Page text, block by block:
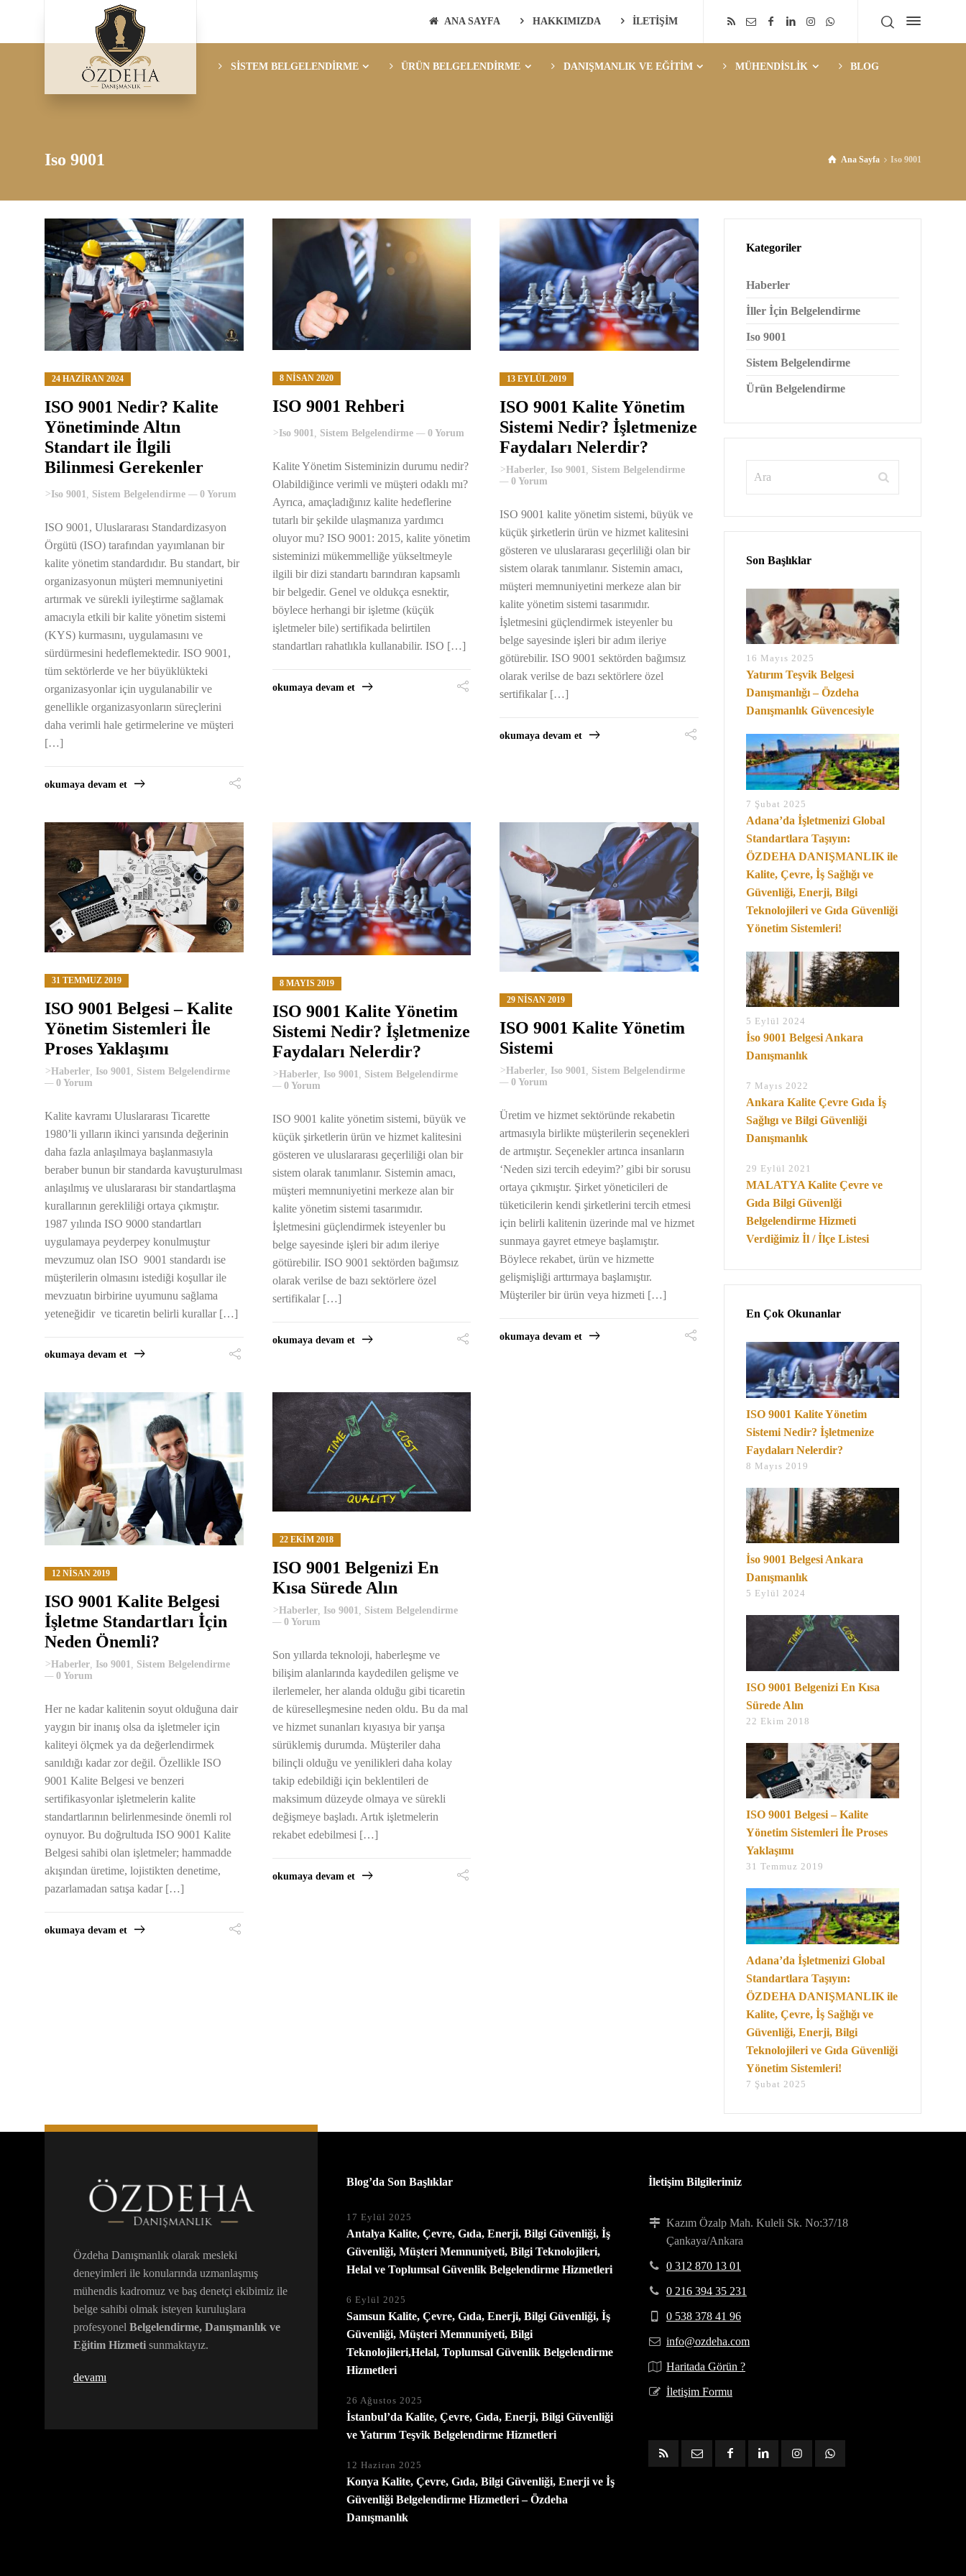
ANA SAYFA HAKKIMIZDA İLETİŞİM
SİSTEM BELGELENDİRME ÜRÜN BELGELENDİRME DANIŞMANLIK VE EĞİTİM MÜHENDİSLİK BLOG
Iso 9001 Ana Sayfa Iso 9001
24 HAZIRAN 2024
ISO 9001 Nedir? Kalite
Yönetiminde Altın
Standart ile İlgili
Bilinmesi Gerekenler
>Iso 9001, Sistem Belgelendirme 0 Yorum
ISO 9001, Uluslararası Standardizasyon
Örgütü (ISO) tarafından yayımlanan bir
kalite yönetim standardıdır. Bu standart, bir
organizasyonun müşteri memnuniyetini
artırmak ve sürekli iyileştirme sağlamak
amacıyla etkili bir kalite yönetim sistemi
(KYS) kurmasını, uygulamasını ve
sürdürmesini hedeflemektedir. ISO 9001,
tüm sektörlerde ve her büyüklükteki
organizasyonlar için uygulanabilir ve
genellikle organizasyonların süreçlerini
daha verimli hale getirmelerine ve müşteri
[…]
okumaya devam et
8 NISAN 2020
ISO 9001 Rehberi
>Iso 9001, Sistem Belgelendirme 0 Yorum
Kalite Yönetim Sisteminizin durumu nedir?
Olabildiğince verimli ve müşteri odaklı mı?
Ayrıca, amaçladığınız kalite hedeflerine
tutarlı bir şekilde ulaşmanıza yardımcı
oluyor mu? ISO 9001: 2015, kalite yönetim
sisteminizi mükemmelliğe yükseltmeyle
ilgili bir dizi standartı barındıran kapsamlı
bir belgedir. Genel ve oldukça esnektir,
böylece herhangi bir işletme (küçük
işletmeler bile) sertifikada belirtilen
standartları rahatlıkla kullanabilir. ISO […]
okumaya devam et
13 EYLÜL 2019
ISO 9001 Kalite Yönetim
Sistemi Nedir? İşletmenize
Faydaları Nelerdir?
>Haberler, Iso 9001, Sistem Belgelendirme
0 Yorum
ISO 9001 kalite yönetim sistemi, büyük ve
küçük şirketlerin ürün ve hizmet kalitesini
gösteren ve uluslararası geçerliliği olan bir
sistem olarak tanımlanır. Sistemin amacı,
müşteri memnuniyetini merkeze alan bir
kalite yönetim sistemi tasarımıdır.
İşletmesini güçlendirmek isteyenler bu
belge sayesinde işleri bir adım ileriye
götürebilir. ISO 9001 sektörden bağımsız
olarak verilse de bazı sektörlere özel
sertifikalar […]
okumaya devam et
31 TEMMUZ 2019
ISO 9001 Belgesi – Kalite
Yönetim Sistemleri İle
Proses Yaklaşımı
>Haberler Iso 9001
Sistem Belgelendirme
0 Yorum
Kalite kavramı Uluslararası Ticarette
1980’li yılların ikinci yarısında değerinin
daha fazla anlaşılmaya başlanmasıyla
beraber bunun bir standarda kavuşturulması
anlaşılmış ve uluslararası bir standartlaşma
kurallarının gerekliliği ortaya çıkmıştır.
1987 yılında ISO 9000 standartları
uygulamaya peyderpey konulmuştur
mevzumuz olan ISO 9001 standardı ise
müşterilerin olmasını istediği koşullar ile
mevzuatın birbirine uyumunu sağlama
yeteneğidir ve ticaretin belirli kurallar […]
okumaya devam et
8 MAYIS 2019
ISO 9001 Kalite Yönetim
Sistemi Nedir? İşletmenize
Faydaları Nelerdir?
>Haberler, Iso 9001
Sistem Belgelendirme
0 Yorum
ISO 9001 kalite yönetim sistemi, büyük ve
küçük şirketlerin ürün ve hizmet kalitesini
gösteren ve uluslararası geçerliliği olan bir
sistem olarak tanımlanır. Sistemin amacı,
müşteri memnuniyetini merkeze alan bir
kalite yönetim sistemi tasarımıdır.
İşletmesini güçlendirmek isteyenler bu
belge sayesinde işleri bir adım ileriye
götürebilir. ISO 9001 sektörden bağımsız
olarak verilse de bazı sektörlere özel
sertifikalar […]
okumaya devam et
29 NISAN 2019
ISO 9001 Kalite Yönetim
Sistemi
>Haberler Iso 9001
Sistem Belgelendirme
0 Yorum
Üretim ve hizmet sektöründe rekabetin
artmasıyla birlikte müşterilerin seçenekleri
de artmıştır. Seçenekler artınca insanların
‘Neden sizi tercih edeyim?’ gibi bir sorusu
ortaya çıkmıştır. Şirket yöneticileri de
tüketicilerin kendi şirketlerini tercih etmesi
için belirli kalitenin üzerinde mal ve hizmet
sunmaya gayret etmeye başlamıştır.
Böylece rekabet, ürün ve hizmette
gelişmişliği arttırmaya başlamıştır.
Müşteriler bir ürün veya hizmeti […]
okumaya devam et
12 NISAN 2019
ISO 9001 Kalite Belgesi
İşletme Standartları İçin
Neden Önemli?
>Haberler, Iso 9001, Sistem Belgelendirme
0 Yorum
Her ne kadar kalitenin soyut olduğuna dair
yaygın bir inanış olsa da işletmeler için
kaliteyi ölçmek ya da değerlendirmek
sanıldığı kadar zor değil. Özellikle ISO
9001 Kalite Belgesi ve benzeri
sertifikasyonlar işletmelerin kalite
standartlarının belirlenmesinde önemli rol
oynuyor. Bu doğrultuda ISO 9001 Kalite
Belgesi sahibi olan işletmeler; hammadde
akışından üretime, lojistikten denetime,
pazarlamadan satışa kadar […]
okumaya devam et
22 EKIM 2018
ISO 9001 Belgenizi En
Kısa Sürede Alın
>Haberler, Iso 9001, Sistem Belgelendirme
0 Yorum
Son yıllarda teknoloji, haberleşme ve
bilişim alanlarında kaydedilen gelişme ve
ilerlemeler, her alanda olduğu gibi ticaretin
de küreselleşmesine neden oldu. Bu da mal
ve hizmet sunanları kıyasıya bir yarışa
sürüklemiş durumda. Müşteriler daha
bilinçli olduğu ve yenilikleri daha kolay
takip edebildiği için beklentileri de
maksimum düzeyde olmaya ve sürekli
değişmeye başladı. Artık işletmelerin
rekabet edebilmesi […]
okumaya devam et
Kategoriler
Haberler
İller İçin Belgelendirme
Iso 9001
Sistem Belgelendirme
Ürün Belgelendirme
Son Başlıklar
16 Mayıs 2025
Yatırım Teşvik Belgesi
Danışmanlığı – Özdeha
Danışmanlık Güvencesiyle
7 Şubat 2025
Adana’da İşletmenizi Global
Standartlara Taşıyın:
ÖZDEHA DANIŞMANLIK ile
Kalite, Çevre, İş Sağlığı ve
Güvenliği, Enerji, Bilgi
Teknolojileri ve Gıda Güvenliği
Yönetim Sistemleri!
5 Eylül 2024
İso 9001 Belgesi Ankara
Danışmanlık
7 Mayıs 2022
Ankara Kalite Çevre Gıda İş
Sağlıgı ve Bilgi Güvenliği
Danışmanlık
29 Eylül 2021
MALATYA Kalite Çevre ve
Gıda Bilgi Güvenlği
Belgelendirme Hizmeti
Verdiğimiz İl / İlçe Listesi
En Çok Okunanlar
ISO 9001 Kalite Yönetim
Sistemi Nedir? İşletmenize
Faydaları Nelerdir?
8 Mayıs 2019
İso 9001 Belgesi Ankara
Danışmanlık
5 Eylül 2024
ISO 9001 Belgenizi En Kısa
Sürede Alın
22 Ekim 2018
ISO 9001 Belgesi – Kalite
Yönetim Sistemleri İle Proses
Yaklaşımı
31 Temmuz 2019
Adana’da İşletmenizi Global
Standartlara Taşıyın:
ÖZDEHA DANIŞMANLIK ile
Kalite, Çevre, İş Sağlığı ve
Güvenliği, Enerji, Bilgi
Teknolojileri ve Gıda Güvenliği
Yönetim Sistemleri!
7 Şubat 2025
Özdeha Danışmanlık olarak mesleki
deneyimleri ile konularında uzmanlaşmış
mühendis kadromuz ve baş denetçi ekibimiz ile
belge sahibi olmak isteyen kuruluşlara
profesyonel Belgelendirme, Danışmanlık ve
Eğitim Hizmeti sunmaktayız.
devamı
Blog’da Son Başlıklar
17 Eylül 2025
Antalya Kalite, Çevre, Gıda, Enerji, Bilgi Güvenliği, İş
Güvenliği, Müşteri Memnuniyeti, Bilgi Teknolojileri,
Helal ve Toplumsal Güvenlik Belgelendirme Hizmetleri
6 Eylül 2025
Samsun Kalite, Çevre, Gıda, Enerji, Bilgi Güvenliği, İş
Güvenliği, Müşteri Memnuniyeti, Bilgi
Teknolojileri,Helal, Toplumsal Güvenlik Belgelendirme
Hizmetleri
26 Ağustos 2025
İstanbul’da Kalite, Çevre, Gıda, Enerji, Bilgi Güvenliği
ve Yatırım Teşvik Belgelendirme Hizmetleri
12 Haziran 2025
Konya Kalite, Çevre, Gıda, Bilgi Güvenliği, Enerji ve İş
Güvenliği Belgelendirme Hizmetleri – Özdeha
Danışmanlık
İletişim Bilgilerimiz
Kazım Özalp Mah. Kuleli Sk. No:37/18
Çankaya/Ankara
0 312 870 13 01
0 216 394 35 231
0 538 378 41 96
info@ozdeha.com
Haritada Görün ?
İletişim Formu